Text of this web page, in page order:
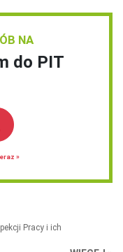
NA
do PIT
»
Pracy i ich